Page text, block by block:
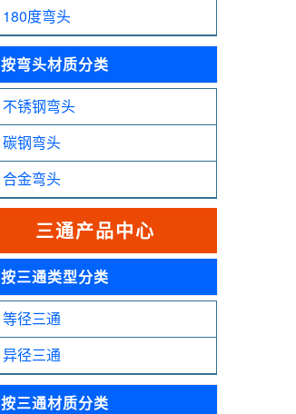
180度弯头
按弯头材质分类
不锈钢弯头
碳钢弯头
合金弯头
三通产品中心
按三通类型分类
等径三通
异径三通
按三通材质分类